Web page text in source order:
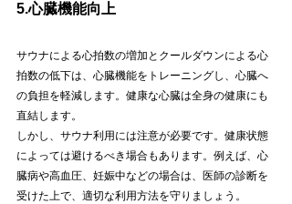
5.心臓機能向上
サウナによる心拍数の増加とクールダウンによる心
拍数の低下は、心臓機能をトレーニングし、心臓へ
の負担を軽減します。健康な心臓は全身の健康にも
直結します。
しかし、サウナ利用には注意が必要です。健康状態
によっては避けるべき場合もあります。例えば、心
臓病や高血圧、妊娠中などの場合は、医師の診断を
受けた上で、適切な利用方法を守りましょう。